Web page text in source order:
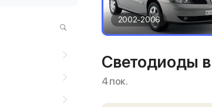
2002-2006
Светодиоды
4 пок.